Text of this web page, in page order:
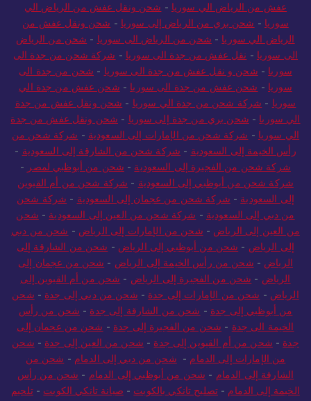
عفش من الرياض الي سوريا - شحن ونقل عفش من الرياض الي
سوريا - شحن بري من الرياض إلى سوريا - شحن ونقل عفش من
الرياض الي سوريا - شحن من الرياض الى سوريا - شحن من الرياض
الى سوريا - نقل عفش من جدة الى سوريا - شركة شحن من جدة الى
سوريا - شحن و نقل عفش من جدة الى سوريا - شحن من جدة الى
سوريا - شحن عفش من جدة الى سوريا - شحن عفش من جدة الي
سوريا - شركة شحن من جدة الي سوريا - شحن ونقل عفش من جدة
الي سوريا - شحن بري من جدة إلى سوريا - شحن ونقل عفش من جدة
الي سوريا - شركة شحن من الإمارات إلى السعودية - شركة شحن من
رأس الخيمة إلى السعودية - شركة شحن من الشارقة إلى السعودية -
شركة شحن من الفجيرة إلى السعودية - شحن من أبوظبي لمصر -
شركة شحن من أبوظبي إلى السعودية - شركة شحن من أم القيوين
إلى السعودية - شركة شحن من عجمان إلى السعودية - شركة شحن
من دبي إلى السعودية - شركة شحن من العين إلى السعودية - شحن
من العين إلى الرياض - شحن من الإمارات إلى الرياض - شحن من دبي
إلى الرياض - شحن من أبوظبي إلى الرياض - شحن من الشارقة إلى
الرياض - شحن من رأس الخيمة إلى الرياض - شحن من عجمان إلى
الرياض - شحن من الفجيرة إلى الرياض - شحن من أم القيوين إلى
الرياض - شحن من الإمارات إلى جدة - شحن من دبي إلى جدة - شحن
من أبوظبي إلى جدة - شحن من الشارقة إلى جدة - شحن من رأس
الخيمة الى جدة - شحن من الفجيرة إلى جدة - شحن من عجمان إلى
جدة - شحن من أم القيوين إلى جدة - شحن من العين إلى جدة - شحن
من الإمارات إلى الدمام - شحن من دبي إلى الدمام - شحن من
الشارقة إلى الدمام - شحن من أبوظبي إلى الدمام - شحن من رأس
الخيمة إلى الدمام -تصليح تانكي بالكويت - صيانة تانكي الكويت -تلحيم